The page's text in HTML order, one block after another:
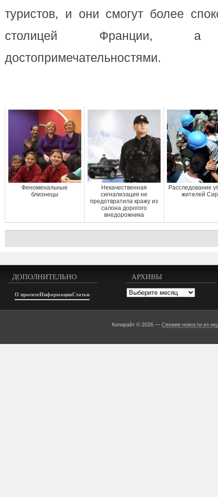
туристов, и они смогут более
столицей Франции,
достопримечательностями.
Феноменальные
близнецы
Некачественная
сигнализация не
предотвратила кражу из
салона дорогого
внедорожника
Расследование
жителей
ДОПОЛНИТЕЛЬНО
О проектеИнформацияСтатьи
АРХИВЫ
Архивы
Копирайт © 2026 —Свежие новости из